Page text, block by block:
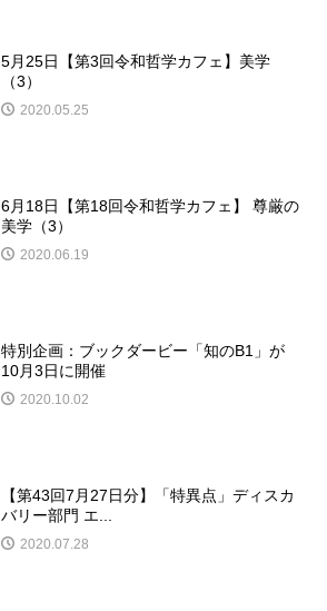
5月25日【第3回令和哲学カフェ】美学
（3）
2020.05.25
6月18日【第18回令和哲学カフェ】 尊厳の
美学（3）
2020.06.19
特別企画：ブックダービー「知のB1」が
10月3日に開催
2020.10.02
【第43回7月27日分】「特異点」ディスカ
バリー部門 エ...
2020.07.28